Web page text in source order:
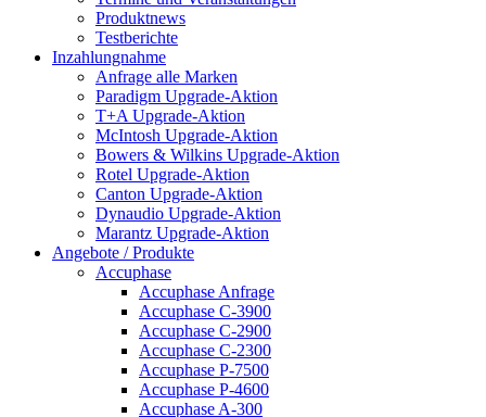
Produktnews
Testberichte
Inzahlungnahme
Anfrage alle Marken
Paradigm Upgrade-Aktion
T+A Upgrade-Aktion
McIntosh Upgrade-Aktion
Bowers & Wilkins Upgrade-Aktion
Rotel Upgrade-Aktion
Canton Upgrade-Aktion
Dynaudio Upgrade-Aktion
Marantz Upgrade-Aktion
Angebote / Produkte
Accuphase
Accuphase Anfrage
Accuphase C-3900
Accuphase C-2900
Accuphase C-2300
Accuphase P-7500
Accuphase P-4600
Accuphase A-300